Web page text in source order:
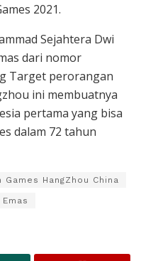
2021.
Sejahtera Dwi
dari nomor
Target perorangan
ini membuatnya
pertama yang bisa
dalam 72 tahun
Games HangZhou China